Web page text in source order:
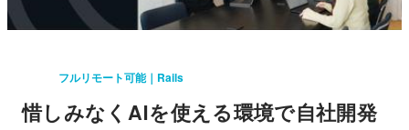
フルリモート可能｜Rails
惜しみなくAIを使える環境で自社開発